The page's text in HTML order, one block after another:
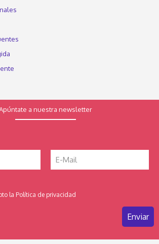
a nuestra newsletter
la Política de privacidad